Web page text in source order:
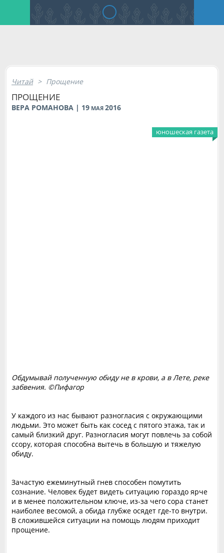
Читай > Прощение
ПРОЩЕНИЕ
ВЕРА РОМАНОВА | 19 МАЯ 2016
юношеская газета
Обдумывай полученную обиду не в крови, а в Лете, реке
забвения. ©Пифагор
У каждого из нас бывают разногласия с окружающими
людьми. Это может быть как сосед с пятого этажа, так и
самый близкий друг. Разногласия могут повлечь за собой
ссору, которая способна вытечь в большую и тяжелую
обиду.
Зачастую ежеминутный гнев способен помутить
сознание. Человек будет видеть ситуацию гораздо ярче
и в менее положительном ключе, из-за чего сора станет
наиболее весомой, а обида глубже осядет где-то внутри.
В сложившейся ситуации на помощь людям приходит
прощение.